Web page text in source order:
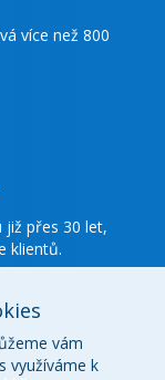
více než 800
již přes 30 let,
klientů.
vám
využíváme k